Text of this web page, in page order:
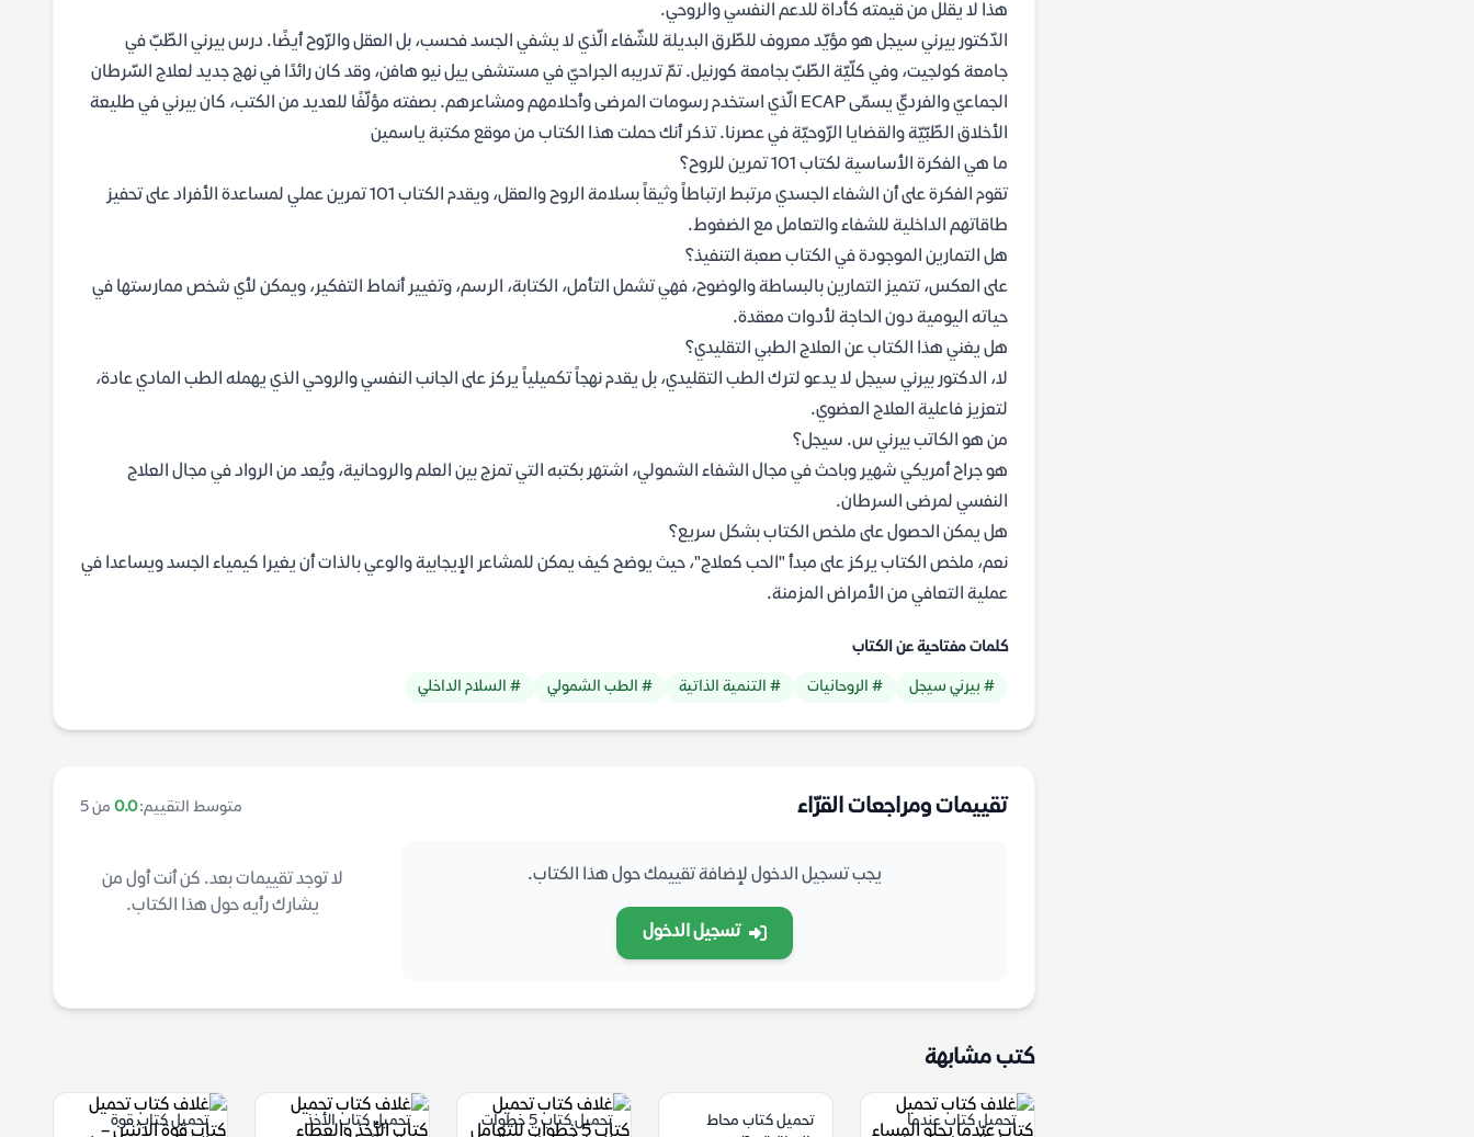
هذا لا يقلل من قيمته كأداة للدعم النفسي والروحي.
الدّكتور بيرني سيجل هو مؤيّد معروف للطّرق البديلة للشّفاء الّذي لا يشفي الجسد فحسب، بل العقل والرّوح أيضًا. درس بيرني الطّبّ في
جامعة كولجيت، وفي كلّيّة الطّبّ بجامعة كورنيل. تمّ تدريبه الجراحيّ في مستشفى ييل نيو هافن، وقد كان رائدًا في نهج جديد لعلاج السّرطان
الجماعيّ والفرديّ يسمّى ECAP الّذي استخدم رسومات المرضى وأحلامهم ومشاعرهم. بصفته مؤلّفًا للعديد من الكتب، كان بيرني في طليعة
الأخلاق الطّبّيّة والقضايا الرّوحيّة في عصرنا. تذكر أنك حملت هذا الكتاب من موقع مكتبة ياسمين
ما هي الفكرة الأساسية لكتاب 101 تمرين للروح؟
تقوم الفكرة على أن الشفاء الجسدي مرتبط ارتباطاً وثيقاً بسلامة الروح والعقل، ويقدم الكتاب 101 تمرين عملي لمساعدة الأفراد على تحفيز
طاقاتهم الداخلية للشفاء والتعامل مع الضغوط.
هل التمارين الموجودة في الكتاب صعبة التنفيذ؟
على العكس، تتميز التمارين بالبساطة والوضوح، فهي تشمل التأمل، الكتابة، الرسم، وتغيير أنماط التفكير، ويمكن لأي شخص ممارستها في
حياته اليومية دون الحاجة لأدوات معقدة.
هل يغني هذا الكتاب عن العلاج الطبي التقليدي؟
لا، الدكتور بيرني سيجل لا يدعو لترك الطب التقليدي، بل يقدم نهجاً تكميلياً يركز على الجانب النفسي والروحي الذي يهمله الطب المادي عادة،
لتعزيز فاعلية العلاج العضوي.
من هو الكاتب بيرني س. سيجل؟
هو جراح أمريكي شهير وباحث في مجال الشفاء الشمولي، اشتهر بكتبه التي تمزج بين العلم والروحانية، ويُعد من الرواد في مجال العلاج
النفسي لمرضى السرطان.
هل يمكن الحصول على ملخص الكتاب بشكل سريع؟
نعم، ملخص الكتاب يركز على مبدأ "الحب كعلاج"، حيث يوضح كيف يمكن للمشاعر الإيجابية والوعي بالذات أن يغيرا كيمياء الجسد ويساعدا في
عملية التعافي من الأمراض المزمنة.
كلمات مفتاحية عن الكتاب
# بيرني سيجل # الروحانيات # التنمية الذاتية # الطب الشمولي # السلام الداخلي
تقييمات ومراجعات القرّاء متوسط التقييم:0.0 من 5
يجب تسجيل الدخول لإضافة تقييمك حول هذا الكتاب.
تسجيل الدخول
لا توجد تقييمات بعد. كن أنت أول من
يشارك رأيه حول هذا الكتاب.
كتب مشابهة
تحميل كتاب عندما
تحميل كتاب محاط
تحميل كتاب 5 خطوات
تحميل كتاب الأخذ
تحميل كتاب قوة